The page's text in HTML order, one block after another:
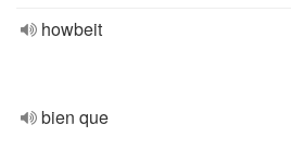
howbeit
bien que